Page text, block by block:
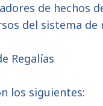
de hechos
del sistema de
Regalías
los siguientes: